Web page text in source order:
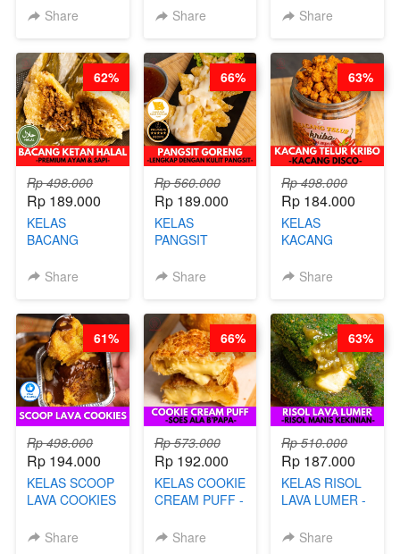
CHEESECAKE -
DALAM
KALENG-BY
CHEF DITA
Share
BLOK M -BY
JUNI)
Share
CAKE BOLU
Share
Rp 498.000
Rp 189.000
KELAS
BACANG
PREMIUM
Share
62%
Rp 560.000
Rp 189.000
KELAS
PANGSIT
LENGKAP
PANGSIT -BY
CHEF DITA
Share
66%
Rp 498.000
Rp 184.000
KELAS
KACANG
KACANG
Share
63%
Rp 498.000
Rp 194.000
KELAS SCOOP
LAVA COOKIES
Share
61%
Rp 573.000
Rp 192.000
KELAS COOKIE
CREAM PUFF -
B’PAPA-BY
Share
66%
Rp 510.000
Rp 187.000
KELAS RISOL
LAVA LUMER -
KEKINIAN-BY
Share
63%